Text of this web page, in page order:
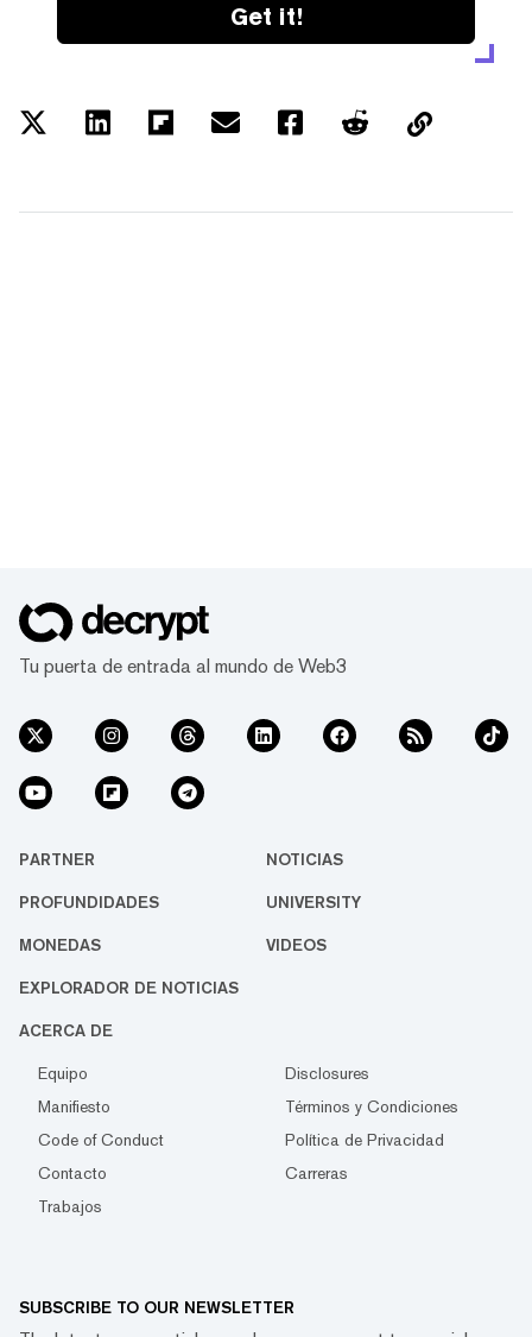
Get it!
Tu puerta de entrada al mundo de Web3
PARTNER NOTICIAS
PROFUNDIDADES UNIVERSITY
MONEDAS VIDEOS
EXPLORADOR DE NOTICIAS
ACERCA DE
Equipo
Disclosures
Manifiesto
Términos y Condiciones
Code of Conduct
Política de Privacidad
Contacto
Carreras
Trabajos
SUBSCRIBE TO OUR NEWSLETTER